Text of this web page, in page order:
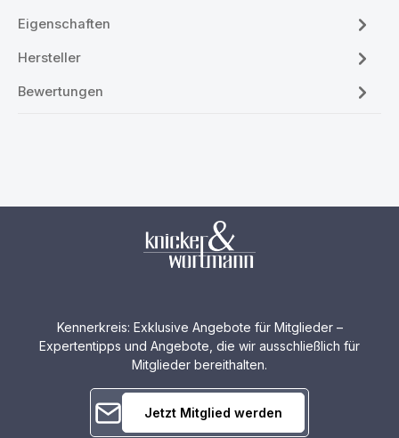
Eigenschaften
Hersteller
Bewertungen
Kennerkreis: Exklusive Angebote für Mitglieder –
Expertentipps und Angebote, die wir ausschließlich für
Mitglieder bereithalten.
Jetzt Mitglied werden